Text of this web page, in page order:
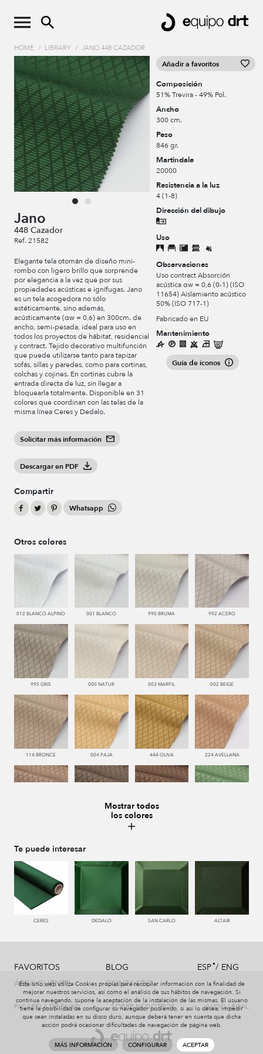
HOME / LIBRARY / JANO 448 CAZADOR
Jano
448 Cazador
Ref. 21582
Elegante tela otomán de diseño mini-
rombo con ligero brillo que sorprende
por elegancia a la vez que por sus
propiedades acústicas e ignífugas. Jano
es un tela acogedora no sólo
estéticamente, sino además,
acústicamente (αw = 0,6) en 300cm. de
ancho, semi-pesada, ideal para uso en
todos los proyectos de hábitat, residencial
y contract. Tejido decorativo multifunción
que puede utilizarse tanto para tapizar
sofás, sillas y paredes, como para cortinas,
colchas y cojines. En cortinas cubre la
entrada directa de luz, sin llegar a
bloquearla totalmente. Disponible en 31
colores que coordinan con las telas de la
misma línea Ceres y Dedalo.
Solicitar más información
Descargar en PDF
Compartir
Whatsapp
Añadir a favoritos
Composición
51% Trevira - 49% Pol.
Ancho
300 cm.
Peso
846 gr.
Martindale
20000
Resistencia a la luz
4 (1-8)
Dirección del dibujo
Uso
Observaciones
Uso contract Absorción
acústica αw = 0,6 (0-1) (ISO
11654) Aislamiento acústico
50% (ISO 717-1)
Fabricado en EU
Mantenimiento
Guía de iconos
Otros colores
012 BLANCO ALPINO 001 BLANCO 990 BRUMA 992 ACERO
995 GRIS 000 NATUR 003 MARFIL 002 BEIGE
114 BRONCE 004 PAJA 444 OLIVA 224 AVELLANA
450 ESMERALDA
779 NAZARENO 772 MALVA 331 AÑIL
991 PLATA 229 VISON
Mostrar todos
los colores
Te puede interesar
CERES DEDALO SAN CARLO ALTAIR
FAVORITOS
ÁREA CLIENTE
BLOG
CONTACTO
ESP/ ENG
PASARELA DE PAGO SOBRE NOSOTROS AVISO LEGAL
Este sitio web utiliza Cookies propias para recopilar información con la finalidad de
mejorar nuestros servicios, así como el análisis de sus hábitos de navegación. Si
continua navegando, supone la aceptación de la instalación de las mismas. El usuario
tiene la posibilidad de configurar su navegador pudiendo, si así lo desea, impedir
que sean instaladas en su disco duro, aunque deberá tener en cuenta que dicha
acción podrá ocasionar dificultades de navegación de página web.
MÁS INFORMACIÓN CONFIGURAR ACEPTAR